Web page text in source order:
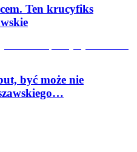
Ten krucyfiks
być może nie